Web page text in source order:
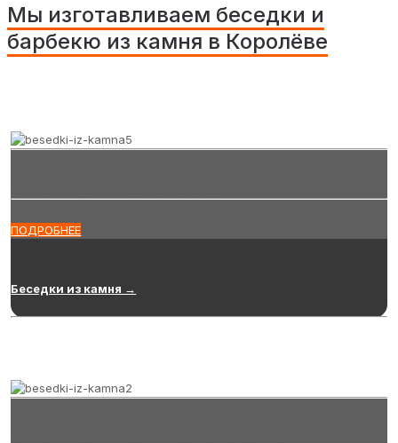
Мы изготавливаем беседки и
барбекю из камня в Королёве
ПОДРОБНЕЕ
Беседки из камня →